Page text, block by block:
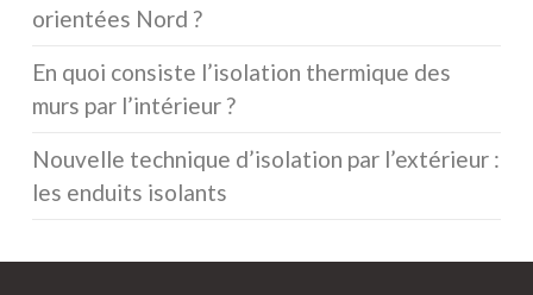
orientées Nord ?
En quoi consiste l’isolation thermique des
murs par l’intérieur ?
Nouvelle technique d’isolation par l’extérieur :
les enduits isolants